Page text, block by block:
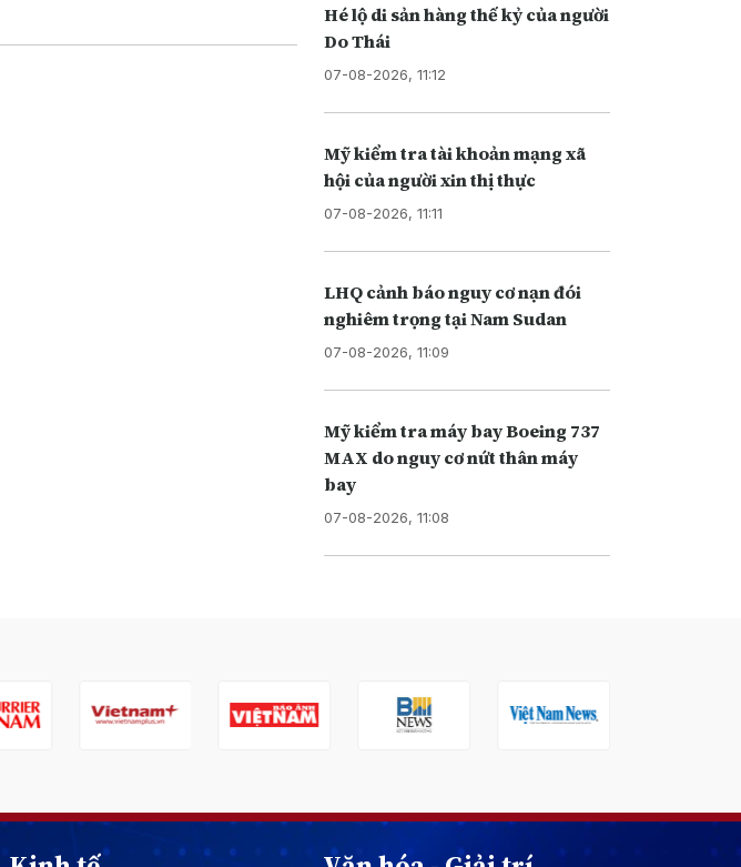
Hé lộ di sản hàng thế kỷ của người
Do Thái
07-08-2026, 11:12
Mỹ kiểm tra tài khoản mạng xã
hội của người xin thị thực
07-08-2026, 11:11
LHQ cảnh báo nguy cơ nạn đói
nghiêm trọng tại Nam Sudan
07-08-2026, 11:09
Mỹ kiểm tra máy bay Boeing 737
MAX do nguy cơ nứt thân máy
bay
07-08-2026, 11:08